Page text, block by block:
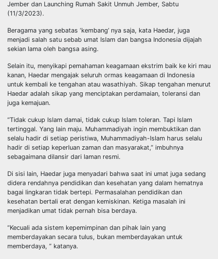
Jember dan Launching Rumah Sakit Unmuh Jember, Sabtu
(11/3/2023).
Beragama yang sebatas ‘kembang’ nya saja, kata Haedar, juga
menjadi salah satu sebab umat Islam dan bangsa Indonesia dijajah
sekian lama oleh bangsa asing.
Selain itu, menyikapi pemahaman keagamaan ekstrim baik ke kiri mau
kanan, Haedar mengajak seluruh ormas keagamaan di Indonesia
untuk kembali ke tengahan atau wasathiyah. Sikap tengahan menurut
Haedar adalah sikap yang menciptakan perdamaian, toleransi dan
juga kemajuan.
“Tidak cukup Islam damai, tidak cukup Islam toleran. Tapi Islam
tertinggal. Yang lain maju. Muhammadiyah ingin membuktikan dan
selalu hadir di setiap peristiwa, Muhammadiyah-Islam harus selalu
hadir di setiap keperluan zaman dan masyarakat,” imbuhnya
sebagaimana dilansir dari laman resmi.
Di sisi lain, Haedar juga menyadari bahwa saat ini umat juga sedang
didera rendahnya pendidikan dan kesehatan yang dalam hematnya
bagai lingkaran tidak bertepi. Permasalahan pendidikan dan
kesehatan bertali erat dengan kemiskinan. Ketiga masalah ini
menjadikan umat tidak pernah bisa berdaya.
“Kecuali ada sistem kepemimpinan dan pihak lain yang
memberdayakan secara tulus, bukan memberdayakan untuk
memberdaya, ” katanya.